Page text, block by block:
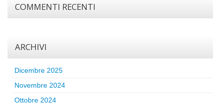
COMMENTI RECENTI
ARCHIVI
Dicembre 2025
Novembre 2024
Ottobre 2024